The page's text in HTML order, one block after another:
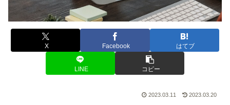
X Facebook はてブ
LINE コピー
2023.03.11 2023.03.20